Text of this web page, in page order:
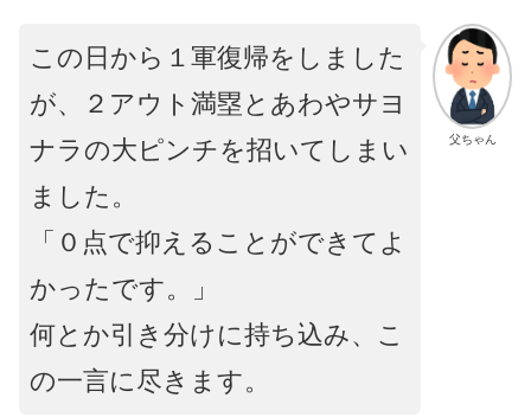
父ちゃん
この日から１軍復帰をしました
が、２アウト満塁とあわやサヨ
ナラの大ピンチを招いてしまい
ました。
「０点で抑えることができてよ
かったです。」
何とか引き分けに持ち込み、こ
の一言に尽きます。